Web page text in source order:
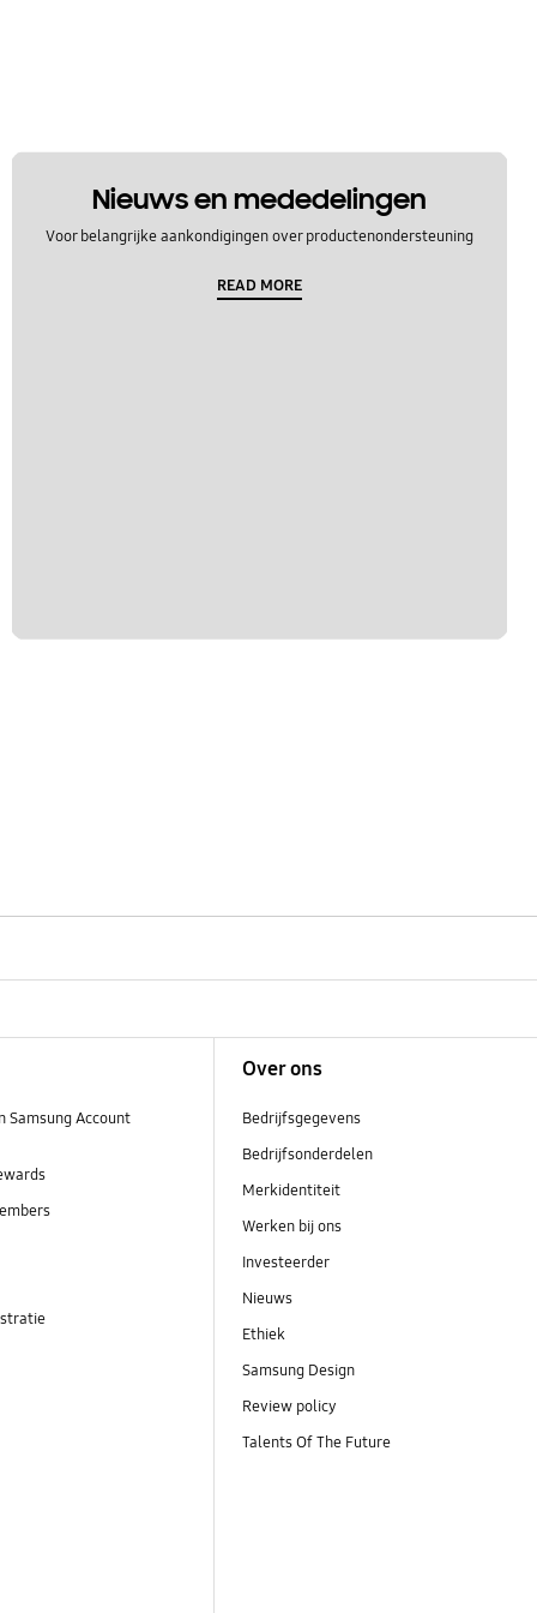
Nieuws en mededelingen
Voor belangrijke aankondigingen over productenondersteuning
READ MORE
Samsung Account
Over ons
Bedrijfsgegevens
Bedrijfsonderdelen
Merkidentiteit
Werken bij ons
Investeerder
Nieuws
Ethiek
Samsung Design
Review policy
Talents Of The Future